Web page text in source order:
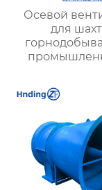
Осевой
для